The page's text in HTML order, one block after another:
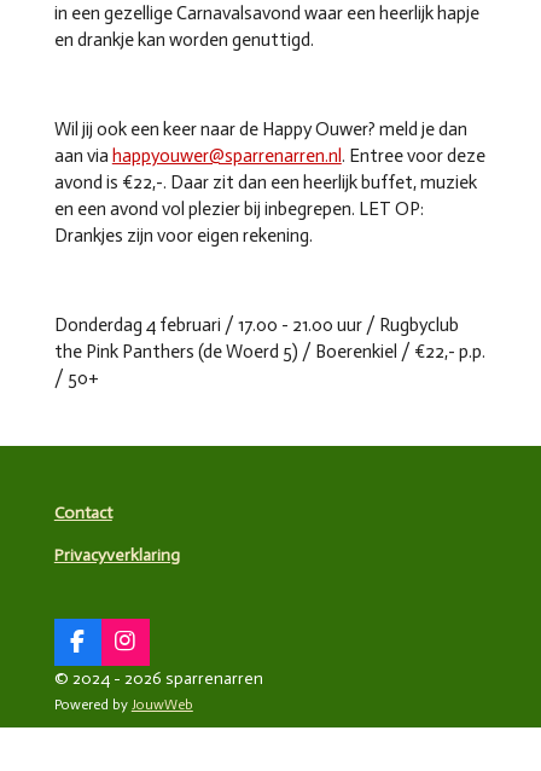
in een gezellige Carnavalsavond waar een heerlijk hapje
en drankje kan worden genuttigd.
Wil jij ook een keer naar de Happy Ouwer? meld je dan
aan via happyouwer@sparrenarren.nl. Entree voor deze
avond is €22,-. Daar zit dan een heerlijk buffet, muziek
en een avond vol plezier bij inbegrepen. LET OP:
Drankjes zijn voor eigen rekening.
Donderdag 4 februari / 17.00 - 21.00 uur / Rugbyclub
the Pink Panthers (de Woerd 5) / Boerenkiel / €22,- p.p.
/ 50+
Contact
Privacyverklaring
F
a
e
I
n
t
© 2024 - 2026 sparrenarren
Powered by JouwWeb